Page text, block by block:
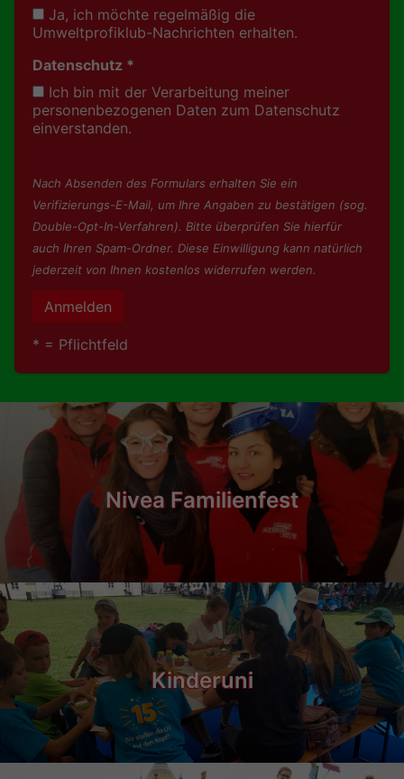
Ja, ich möchte regelmäßig die
Umweltprofiklub-Nachrichten erhalten.
Datenschutz *
Ich bin mit der Verarbeitung meiner
personenbezogenen Daten zum Datenschutz
einverstanden.
Nach Absenden des Formulars erhalten Sie ein
Verifizierungs-E-Mail, um Ihre Angaben zu bestätigen (sog.
Double-Opt-In-Verfahren). Bitte überprüfen Sie hierfür
auch Ihren Spam-Ordner. Diese Einwilligung kann natürlich
jederzeit von Ihnen kostenlos widerrufen werden.
Anmelden
* = Pflichtfeld
Nivea Familienfest
Kinderuni